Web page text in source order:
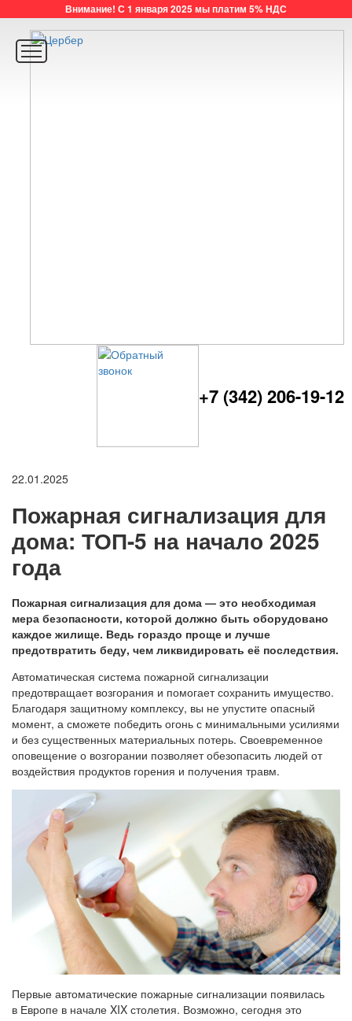
Внимание! С 1 января 2025 мы платим 5% НДС
+7 (342) 206-19-12
22.01.2025
Пожарная сигнализация для
дома: ТОП-5 на начало 2025
года
Пожарная сигнализация для дома — это необходимая
мера безопасности, которой должно быть оборудовано
каждое жилище. Ведь гораздо проще и лучше
предотвратить беду, чем ликвидировать её последствия.
Автоматическая система пожарной сигнализации
предотвращает возгорания и помогает сохранить имущество.
Благодаря защитному комплексу, вы не упустите опасный
момент, а сможете победить огонь с минимальными усилиями
и без существенных материальных потерь. Своевременное
оповещение о возгорании позволяет обезопасить людей от
воздействия продуктов горения и получения травм.
Первые автоматические пожарные сигнализации появилась
в Европе в начале XIX столетия. Возможно, сегодня это